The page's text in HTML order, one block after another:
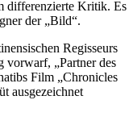
differenzierte Kritik. Es
der „Bild“.
Regisseurs
vorwarf, „Partner des
Film „Chronicles
ausgezeichnet